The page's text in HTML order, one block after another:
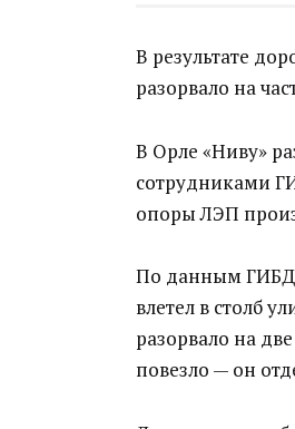
В результате
разорвало на
В Орле «Ниву»
сотрудниками
опоры ЛЭП
По данным
влетел в столб
разорвало на
повезло — он